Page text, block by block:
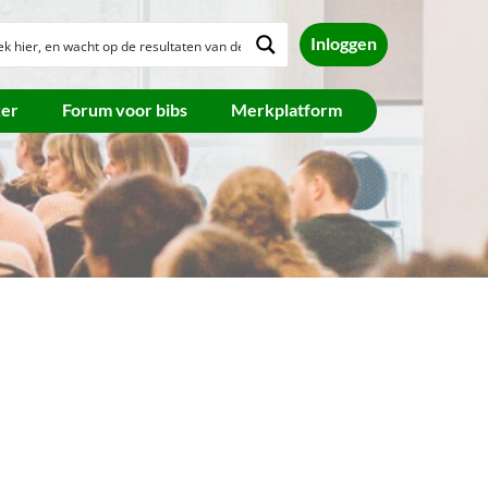
Inloggen
Forum voor bibs Merkplatform